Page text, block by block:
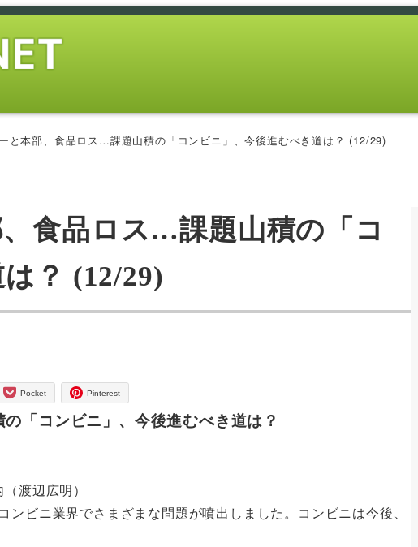
と本部、食品ロス…課題山積の「コンビニ」、今後進むべき道は？ (12/29)
食品ロス…課題山積の「コ
？ (12/29)
Pocket Pinterest
「コンビニ」、今後進むべき道は？
渡辺広明）
ビニ業界でさまざまな問題が噴出しました。コンビニは今後、